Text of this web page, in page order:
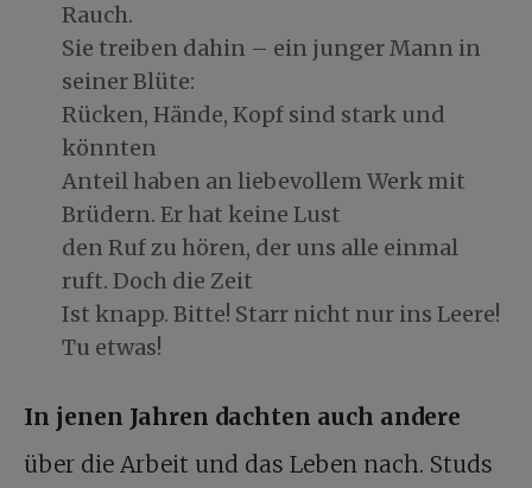
Rauch.
Sie treiben dahin – ein junger Mann in
seiner Blüte:
Rücken, Hände, Kopf sind stark und
könnten
Anteil haben an liebevollem Werk mit
Brüdern. Er hat keine Lust
den Ruf zu hören, der uns alle einmal
ruft. Doch die Zeit
Ist knapp. Bitte! Starr nicht nur ins Leere!
Tu etwas!
In jenen Jahren dachten auch andere
über die Arbeit und das Leben nach. Studs